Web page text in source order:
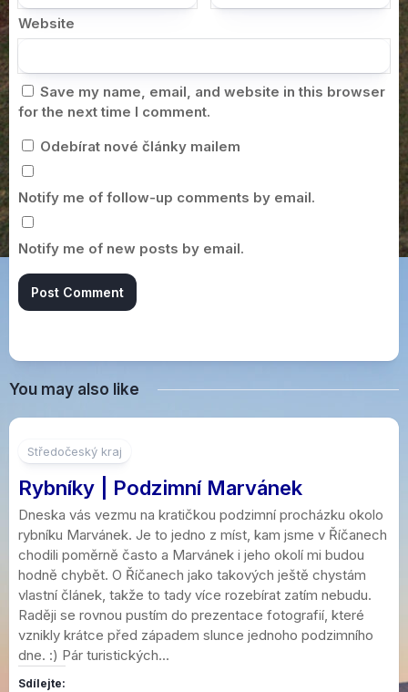
Website
Save my name, email, and website in this browser
for the next time I comment.
Odebírat nové články mailem
Notify me of follow-up comments by email.
Notify me of new posts by email.
You may also like
Středočeský kraj
Rybníky | Podzimní Marvánek
Dneska vás vezmu na kratičkou podzimní procházku okolo
rybníku Marvánek. Je to jedno z míst, kam jsme v Říčanech
chodili poměrně často a Marvánek i jeho okolí mi budou
hodně chybět. O Říčanech jako takových ještě chystám
vlastní článek, takže to tady více rozebírat zatím nebudu.
Raději se rovnou pustím do prezentace fotografií, které
vznikly krátce před západem slunce jednoho podzimního
dne. :) Pár turistických...
Sdílejte: